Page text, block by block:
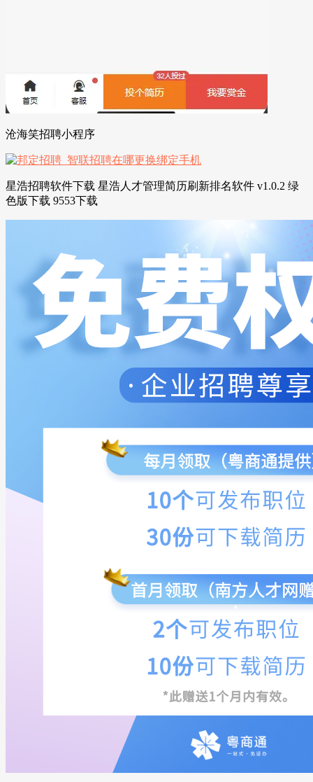
沧海笑招聘小程序
星浩招聘软件下载 星浩人才管理简历刷新排名软件 v1.0.2 绿
色版下载 9553下载